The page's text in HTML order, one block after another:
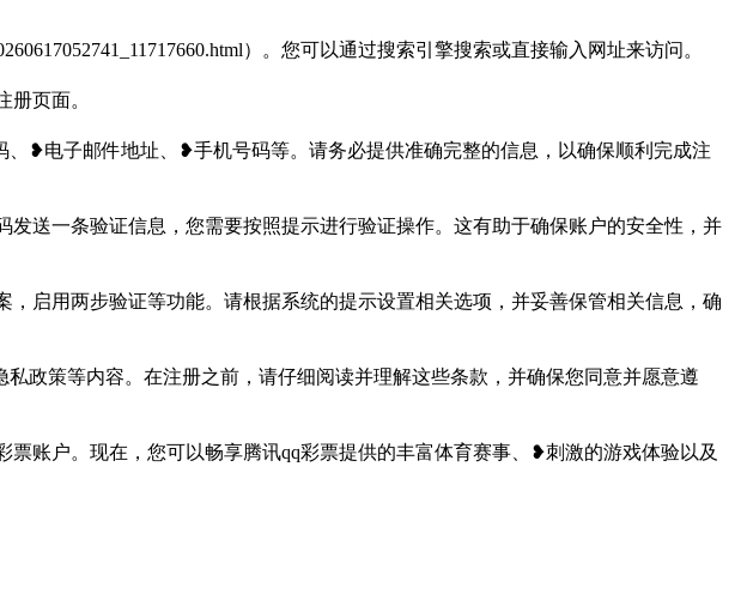
）。您可以通过搜索引擎搜索或直接输入网址来访问。
页面。
❥电子邮件地址、❥手机号码等。请务必提供准确完整的信息，以确保顺利完成注
送一条验证信息，您需要按照提示进行验证操作。这有助于确保账户的安全性，并
启用两步验证等功能。请根据系统的提示设置相关选项，并妥善保管相关信息，确
政策等内容。在注册之前，请仔细阅读并理解这些条款，并确保您同意并愿意遵
账户。现在，您可以畅享腾讯qq彩票提供的丰富体育赛事、❥刺激的游戏体验以及